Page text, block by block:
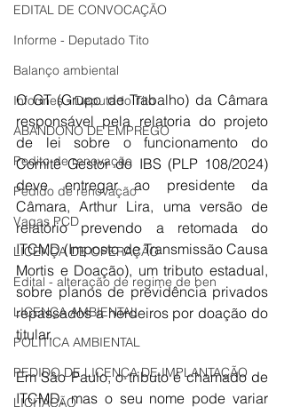
EDITAL DE CONVOCAÇÃO
Informe - Deputado Tito
Balanço ambiental
Informes - Deputado Tito
ABANDONO DE EMPREGO
Pedito de renovação
Pedido de renovação
Vagas PCD
LICENÇA DE OPERAÇÃO
Edital - alteração de regime de ben
LICENÇA AMBIENTAL
POLÍTICA AMBIENTAL
PEDIDO DE LICENÇA DE IMPLANTAÇÃO
LICITAÇÃO
O GT (Grupo de Trabalho) da Câmara
responsável pela relatoria do projeto
de lei sobre o funcionamento do
Comitê Gestor do IBS (PLP 108/2024)
deve entregar ao presidente da
Câmara, Arthur Lira, uma versão de
relatório prevendo a retomada do
ITCMD (Imposto de Transmissão Causa
Mortis e Doação), um tributo estadual,
sobre planos de previdência privados
repassados a herdeiros por doação do
titular.
Em Sâo Paulo, o tributo é chamado de
ITCMD, mas o seu nome pode variar